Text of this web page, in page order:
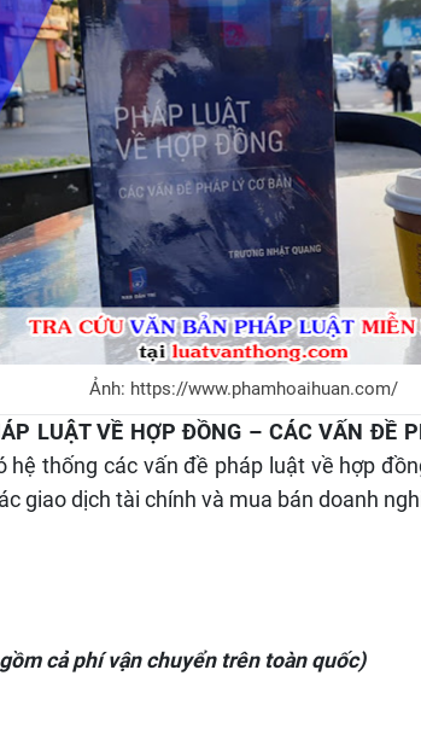
Ảnh: https://www.phamhoaihuan.com/
LUẬT VỀ HỢP ĐỒNG – CÁC VẤN ĐỀ
hệ thống các vấn đề pháp luật về hợp
giao dịch tài chính và mua bán doanh
cả phí vận chuyển trên toàn quốc)